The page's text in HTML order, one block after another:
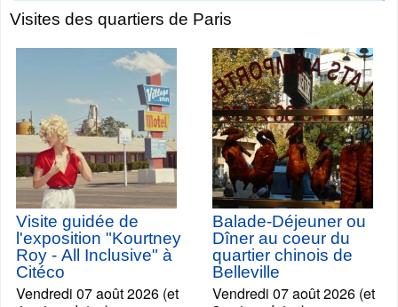
Visites des quartiers de Paris
Visite guidée de
l'exposition "Kourtney
Roy - All Inclusive" à
Citéco
Vendredi 07 août 2026 (et
Balade-Déjeuner ou
Dîner au coeur du
quartier chinois de
Belleville
Vendredi 07 août 2026 (et